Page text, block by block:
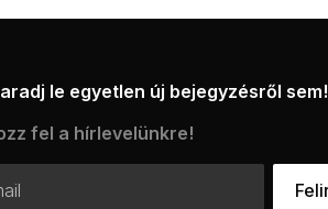
le egyetlen új bejegyzésről sem!
fel a hírlevelünkre!